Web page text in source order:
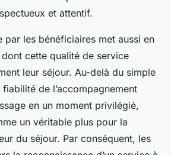
et attentif.
par les bénéficiaires met aussi en
cette qualité de service
leur séjour. Au-delà du simple
de l’accompagnement
en un moment privilégié,
un véritable plus pour la
du séjour. Par conséquent, les